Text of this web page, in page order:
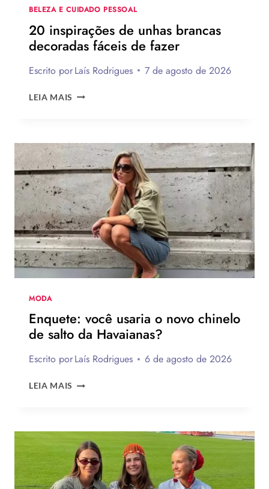
BELEZA E CUIDADO PESSOAL
20 inspirações de unhas brancas
decoradas fáceis de fazer
Escrito porLaís Rodrigues 7 de agosto de 2026
LEIA MAIS
BRANCAS
DECORADAS
FÁCEIS
DE
FAZER
MODA
Enquete: você usaria o novo chinelo
de salto da Havaianas?
Escrito porLaís Rodrigues 6 de agosto de 2026
LEIA MAIS ENQUETE:
NOVO
CHINELO
DE
SALTO
DA